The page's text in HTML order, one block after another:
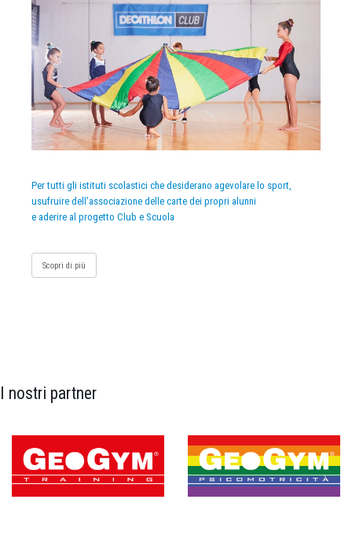
Per tutti gli istituti scolastici che desiderano agevolare lo sport,
usufruire dell’associazione delle carte dei propri alunni
e aderire al progetto Club e Scuola
Scopri di più
I nostri partner